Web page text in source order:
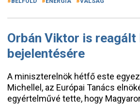
Orbán Viktor is reagált
bejelentésére
A miniszterelnök hétfő este
Michellel, az Európai Tanács
egyértelművé tette, hogy